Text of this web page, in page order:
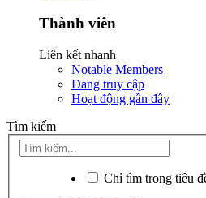
Thành viên
Liên kết nhanh
Notable Members
Đang truy cập
Hoạt động gần đây
Tìm kiếm
Chỉ tìm trong tiêu